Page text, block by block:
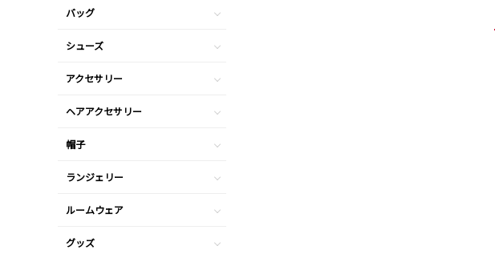
バッグ
シューズ
アクセサリー
ヘアアクセサリー
帽子
ランジェリー
ルームウェア
グッズ